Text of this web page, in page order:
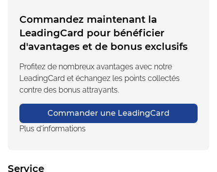
Service
Commandez maintenant la
LeadingCard pour bénéficier
d'avantages et de bonus exclusifs
Profitez de nombreux avantages avec notre
LeadingCard et échangez les points collectés
contre des bonus attrayants.
Commander une LeadingCard
Plus d'informations